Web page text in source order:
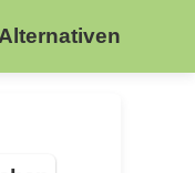
Alternativen